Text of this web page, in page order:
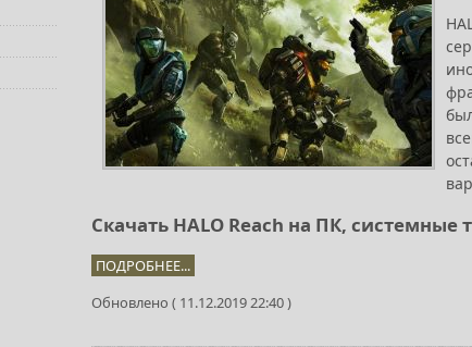
Скачать HALO Reach на ПК, системные
ПОДРОБНЕЕ...
Обновлено ( 11.12.2019 22:40 )